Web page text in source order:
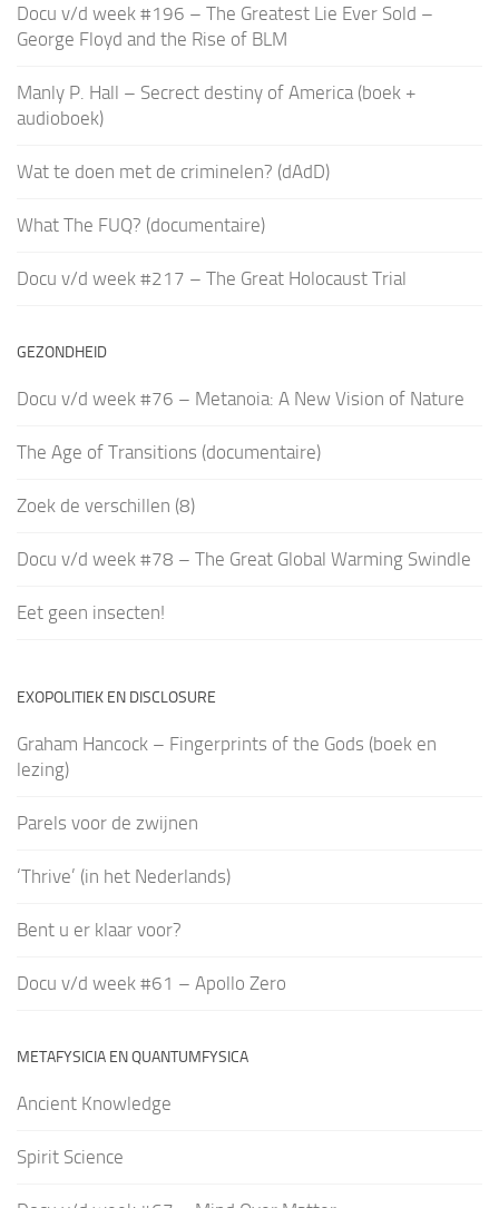
Docu v/d week #196 – The Greatest Lie Ever Sold –
George Floyd and the Rise of BLM
Manly P. Hall – Secrect destiny of America (boek +
audioboek)
Wat te doen met de criminelen? (dAdD)
What The FUQ? (documentaire)
Docu v/d week #217 – The Great Holocaust Trial
GEZONDHEID
Docu v/d week #76 – Metanoia: A New Vision of Nature
The Age of Transitions (documentaire)
Zoek de verschillen (8)
Docu v/d week #78 – The Great Global Warming Swindle
Eet geen insecten!
EXOPOLITIEK EN DISCLOSURE
Graham Hancock – Fingerprints of the Gods (boek en
lezing)
Parels voor de zwijnen
‘Thrive’ (in het Nederlands)
Bent u er klaar voor?
Docu v/d week #61 – Apollo Zero
METAFYSICIA EN QUANTUMFYSICA
Ancient Knowledge
Spirit Science